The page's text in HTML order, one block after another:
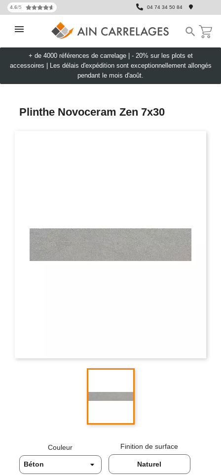
4.6/5 04 74 34 50 84

+ de 4000 références de carrelage | - 20% sur les plots et
accessoires
Les délais d'expédition sont exceptionnellement allongés
pendant le mois d'août.
Plinthe Novoceram Zen 7x30
Couleur Finition de surface
Naturel